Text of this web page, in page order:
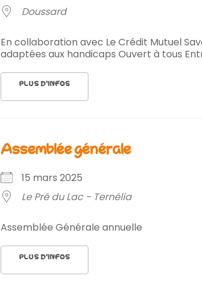
Doussard
En collaboration avec Le Crédit Mutuel
adaptées aux handicaps Ouvert à tous
PLUS D’INFOS
assemblée générale
15 mars 2025
Le Pré du Lac - Ternélia
Assemblée Générale annuelle
PLUS D’INFOS